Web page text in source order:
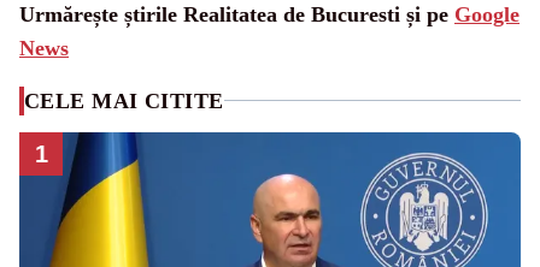
Urmărește știrile Realitatea de Bucuresti și pe Google
News
CELE MAI CITITE
1